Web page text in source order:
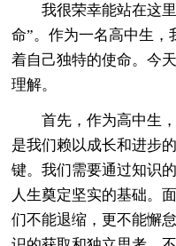
我很荣幸能站在这里
命”。作为一名高中生
着自己独特的使命。今
理解。
首先，作为高中生，
是我们赖以成长和进步
键。我们需要通过知识
人生奠定坚实的基础。
们不能退缩，更不能懈